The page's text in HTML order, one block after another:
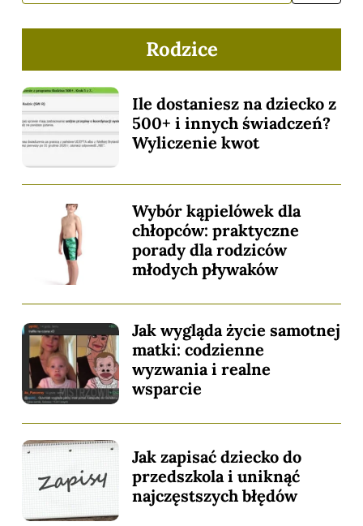
Rodzice
Ile dostaniesz na dziecko z
500+ i innych świadczeń?
Wyliczenie kwot
Wybór kąpielówek dla
chłopców: praktyczne
porady dla rodziców
młodych pływaków
Jak wygląda życie samotnej
matki: codzienne
wyzwania i realne
wsparcie
Jak zapisać dziecko do
przedszkola i uniknąć
najczęstszych błędów